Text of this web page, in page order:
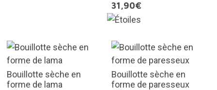
31,90€
Bouillotte sèche en
forme de lama
Bouillotte sèche en
forme de paresseux